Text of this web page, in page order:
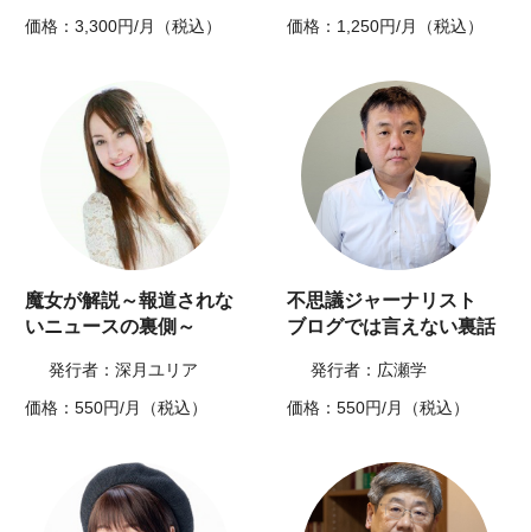
価格：3,300円/月（税込）
価格：1,250円/月（税込）
魔女が解説～報道されな
いニュースの裏側～
発行者：深月ユリア
価格：550円/月（税込）
不思議ジャーナリスト
ブログでは言えない裏話
発行者：広瀬学
価格：550円/月（税込）